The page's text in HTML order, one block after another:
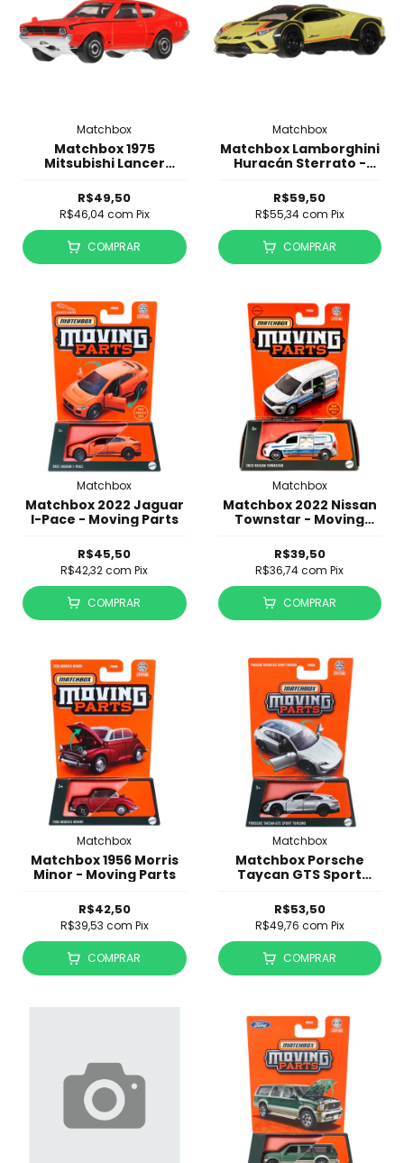
Matchbox
Matchbox 1975
Mitsubishi Lancer
R$49,50
R$46,04com Pix
COMPRAR
Matchbox
Matchbox Lamborghini
Huracán Sterrato -
R$59,50
R$55,34com Pix
COMPRAR
Matchbox
Matchbox 2022 Jaguar
I-Pace - Moving Parts
R$45,50
R$42,32com Pix
COMPRAR
Matchbox
Matchbox 2022 Nissan
Townstar - Moving
R$39,50
R$36,74com Pix
COMPRAR
Matchbox
Matchbox 1956 Morris
Minor - Moving Parts
R$42,50
R$39,53 com Pix
COMPRAR
Matchbox
Matchbox Porsche
Taycan GTS Sport
R$53,50
R$49,76 com Pix
COMPRAR